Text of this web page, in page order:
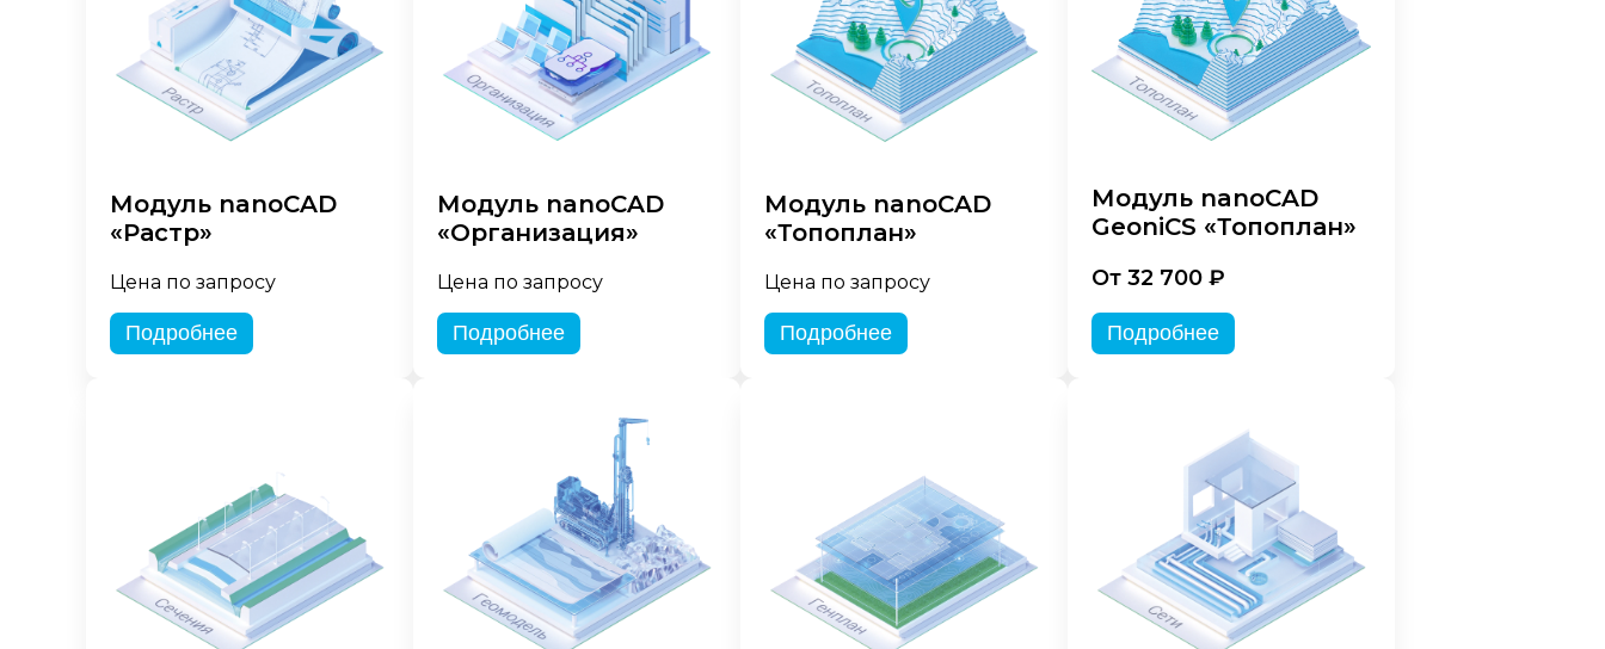
Модуль nanoCAD
«Растр»
Цена по запросу
Подробнее
Модуль nanoCAD
«Организация»
Цена по запросу
Подробнее
Модуль nanoCAD
«Топоплан»
Цена по запросу
Подробнее
Модуль nanoCAD
GeoniCS «Топоплан»
От 32 700 ₽
Подробнее